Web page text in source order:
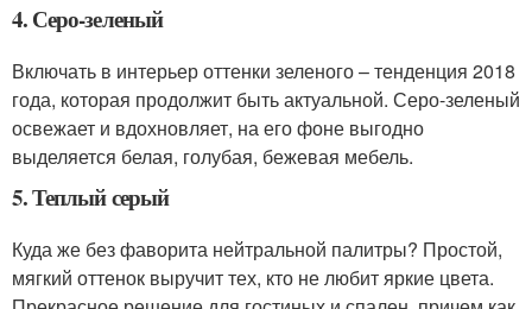
4. Серо-зеленый
Включать в интерьер оттенки зеленого – тенденция 2018
года, которая продолжит быть актуальной. Серо-зеленый
освежает и вдохновляет, на его фоне выгодно
выделяется белая, голубая, бежевая мебель.
5. Теплый серый
Куда же без фаворита нейтральной палитры? Простой,
мягкий оттенок выручит тех, кто не любит яркие цвета.